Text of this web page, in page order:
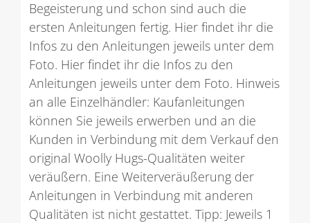
Begeisterung und schon sind auch die
ersten Anleitungen fertig. Hier findet ihr die
Infos zu den Anleitungen jeweils unter dem
Foto. Hier findet ihr die Infos zu den
Anleitungen jeweils unter dem Foto. Hinweis
an alle Einzelhändler: Kaufanleitungen
können Sie jeweils erwerben und an die
Kunden in Verbindung mit dem Verkauf den
original Woolly Hugs-Qualitäten weiter
veräußern. Eine Weiterveräußerung der
Anleitungen in Verbindung mit anderen
Qualitäten ist nicht gestattet. Tipp: Jeweils 1